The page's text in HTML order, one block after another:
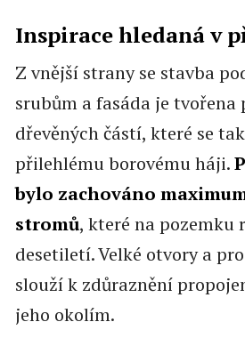
Inspirace hledaná v
Z vnější strany se stavba
srubům a fasáda je tvořena
dřevěných částí, které se
přilehlému borovému háji.
bylo zachováno
stromů, které na pozemku
desetiletí. Velké otvory a
slouží k zdůraznění
jeho okolím.